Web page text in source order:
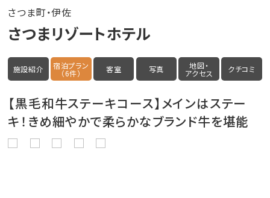
さつま町・伊佐
さつまリゾートホテル
施設紹介 宿泊プラン
（6件） 客室 写真 地図・
アクセス クチコミ
【黒毛和牛ステーキコース】メインはステー
キ！きめ細やかで柔らかなブランド牛を堪能